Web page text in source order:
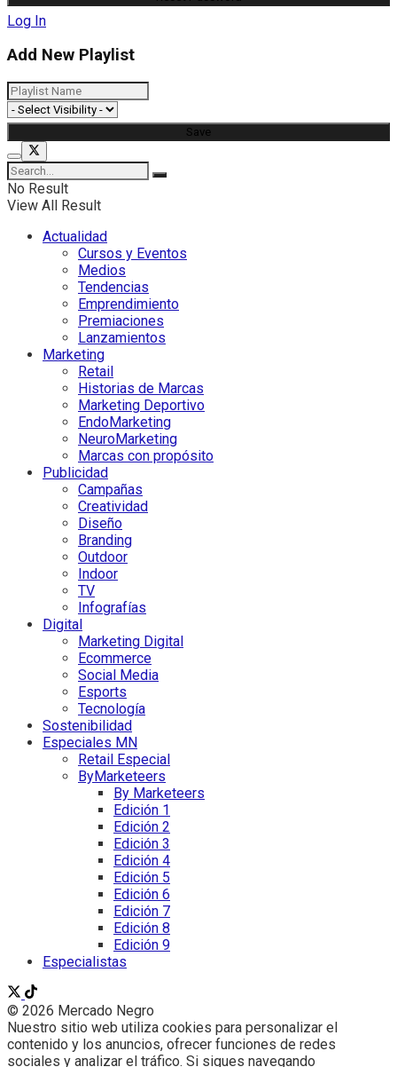
Log In
Add New Playlist
No Result
View All Result
Actualidad
Cursos y Eventos
Medios
Tendencias
Emprendimiento
Premiaciones
Lanzamientos
Marketing
Retail
Historias de Marcas
Marketing Deportivo
EndoMarketing
NeuroMarketing
Marcas con propósito
Publicidad
Campañas
Creatividad
Diseño
Branding
Outdoor
Indoor
TV
Infografías
Digital
Marketing Digital
Ecommerce
Social Media
Esports
Tecnología
Sostenibilidad
Especiales MN
Retail Especial
ByMarketeers
By Marketeers
Edición 1
Edición 2
Edición 3
Edición 4
Edición 5
Edición 6
Edición 7
Edición 8
Edición 9
Especialistas
© 2026 Mercado Negro
Nuestro sitio web utiliza cookies para personalizar el
contenido y los anuncios, ofrecer funciones de redes
sociales y analizar el tráfico. Si sigues navegando